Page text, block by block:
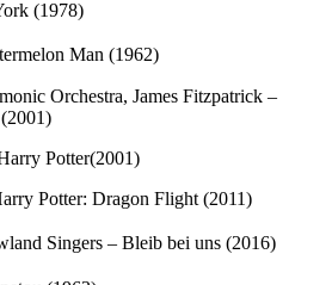
(1978)
Man (1962)
Orchestra, James Fitzpatrick –
Potter(2001)
Potter: Dragon Flight (2011)
Singers – Bleib bei uns (2016)